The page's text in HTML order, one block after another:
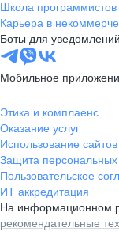
Школа программистов
Карьера в
Боты для уведомлений
Мобильное
Этика и комплаенс
Оказание услуг
Использование сайтов
Защита
Пользовательское
ИТ аккредитация
На информационном
рекомендательные